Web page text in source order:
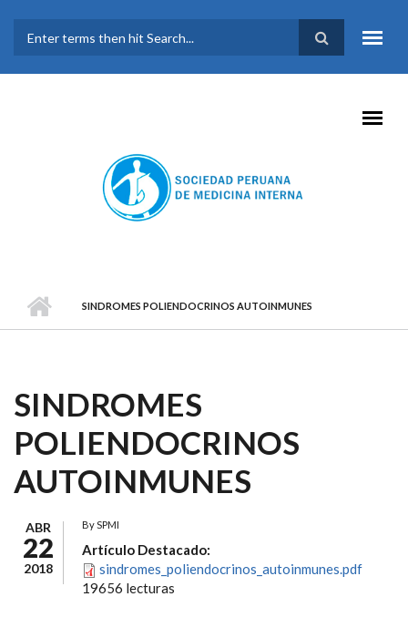
FORMULARIO DE
BÚSQUEDA
SINDROMES POLIENDOCRINOS AUTOINMUNES
SINDROMES
POLIENDOCRINOS
AUTOINMUNES
ABR
22
2018
BySPMI
Artículo Destacado:
sindromes_poliendocrinos_autoinmunes.pdf
19656 lecturas